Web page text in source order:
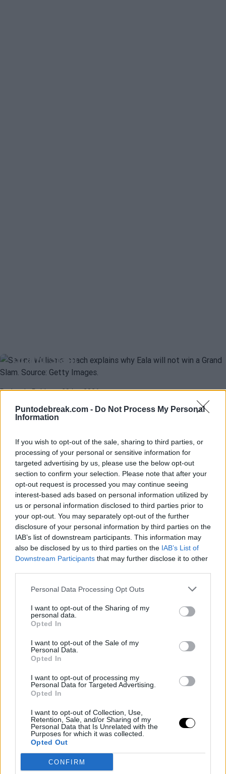
Puntodebreak.com - Do Not Process My Personal
Information
If you wish to opt-out of the sale, sharing to third parties, or
processing of your personal or sensitive information for
targeted advertising by us, please use the below opt-out
section to confirm your selection. Please note that after your
opt-out request is processed you may continue seeing
interest-based ads based on personal information utilized by
us or personal information disclosed to third parties prior to
your opt-out. You may separately opt-out of the further
disclosure of your personal information by third parties on the
IAB’s list of downstream participants. This information may
also be disclosed by us to third parties on the IAB’s List of
Downstream Participants that may further disclose it to other
Personal Data Processing Opt Outs
I want to opt-out of the Sharing of my
personal data.
Opted In
I want to opt-out of the Sale of my
Personal Data.
Opted In
I want to opt-out of processing my
Personal Data for Targeted Advertising.
Opted In
I want to opt-out of Collection, Use,
Retention, Sale, and/or Sharing of my
Personal Data that Is Unrelated with the
Purposes for which it was collected.
Opted Out
CONFIRM
Grand Slam
Pedro de Pablos- 28 lug 2026
Rennae Stubbs crede che il servizio della tennista filippina
rappresenti un grande handicap che le impedirà di realizzare il suo
Eala cambia completamente la
visione del tennis nelle Filippine
- 26 lug 2026
L'irruzione della tennista filippina nel circuito WTA ha segnato un
prima e un dopo per lo sport principale della racchetta nel paese
asiatico.
ALEXANDRA EALA
Eala difende i giocatori: "Non credo
che siamo egocentrici per essere